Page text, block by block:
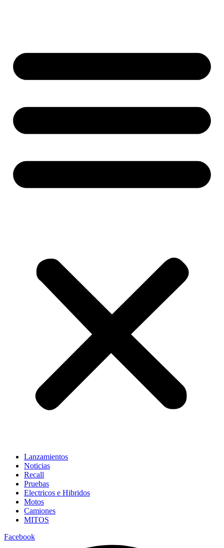
Lanzamientos
Noticias
Recall
Pruebas
Electricos e Hibridos
Motos
Camiones
MITOS
Facebook